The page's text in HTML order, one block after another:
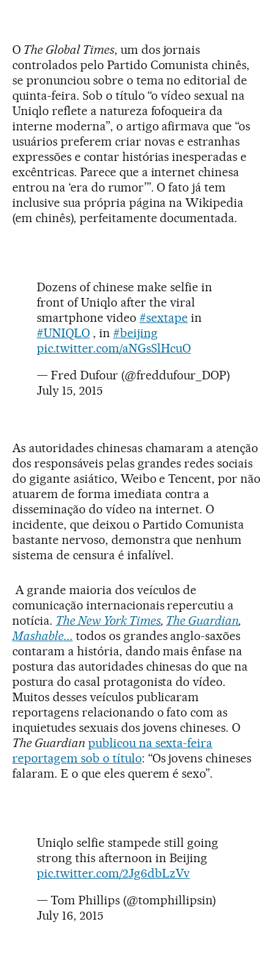
OThe Global Times, um dos jornais
controlados pelo Partido Comunista chinês,
se pronunciou sobre o tema no editorial de
quinta-feira. Sob o título “o vídeo sexual na
Uniqlo reflete a natureza fofoqueira da
interne moderna”, o artigo afirmava que “os
usuários preferem criar novas e estranhas
expressões e contar histórias inesperadas e
excêntricas. Parece que a internet chinesa
entrou na ‘era do rumor’”. O fato já tem
inclusive sua própria página na Wikipedia
(em chinês), perfeitamente documentada.
Dozens of chinese make selfie in
front of Uniqlo after the viral
smartphone video #sextape in
#UNIQLO , in #beijing
pic.twitter.com/aNGsSlHcuO
— Fred Dufour (@freddufour_DOP)
July 15, 2015
As autoridades chinesas chamaram a atenção
dos responsáveis pelas grandes redes sociais
do gigante asiático, Weibo e Tencent, por não
atuarem de forma imediata contra a
disseminação do vídeo na internet. O
incidente, que deixou o Partido Comunista
bastante nervoso, demonstra que nenhum
sistema de censura é infalível.
A grande maioria dos veículos de
comunicação internacionais repercutiu a
notícia. The New York Times, The Guardian,
Mashable... todos os grandes anglo-saxões
contaram a história, dando mais ênfase na
postura das autoridades chinesas do que na
postura do casal protagonista do vídeo.
Muitos desses veículos publicaram
reportagens relacionando o fato com as
inquietudes sexuais dos jovens chineses. O
The Guardian publicou na sexta-feira
reportagem sob o título: “Os jovens chineses
falaram. E o que eles querem é sexo”.
Uniqlo selfie stampede still going
strong this afternoon in Beijing
pic.twitter.com/2Jg6dbLzVv
— Tom Phillips (@tomphillipsin)
July 16, 2015